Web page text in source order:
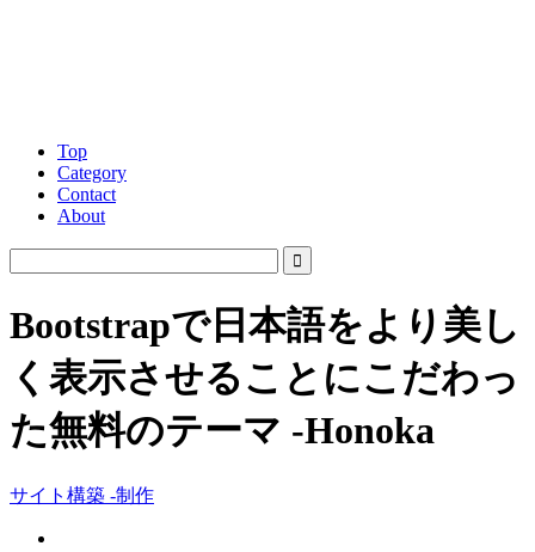
Top
Category
Contact
About
Bootstrapで日本語をより美し
く表示させることにこだわっ
た無料のテーマ -Honoka
サイト構築 -制作